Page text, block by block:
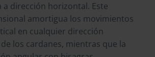
a dirección horizontal. Este
amortigua los movimientos
en cualquier dirección
los cardanes, mientras que la